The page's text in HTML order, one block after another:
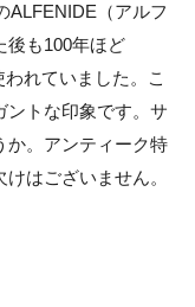
ALFENIDE（アルフ
後も100年ほど
れていました。こ
ントな印象です。サ
か。アンティーク特
はございません。